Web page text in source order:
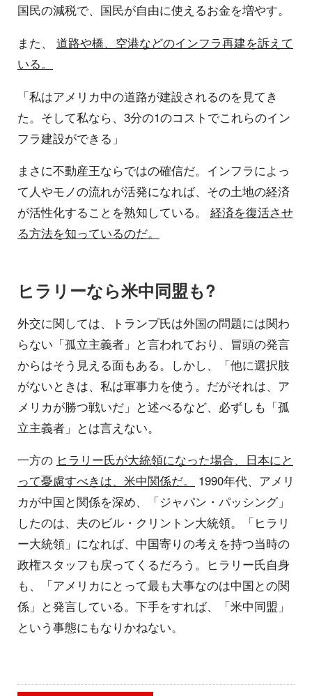
国民の減税で、国民が自由に使えるお金を増やす。
また、 道路や橋、空港などのインフラ再建を訴えて
いる。
「私はアメリカ中の道路が建設されるのを見てき
た。そして私なら、3分の1のコストでこれらのイン
フラ建設ができる」
まさに不動産王ならではの確信だ。インフラによっ
て人やモノの流れが活発になれば、その土地の経済
が活性化することを熟知している。 経済を復活させ
る方法を知っているのだ。
ヒラリーなら米中同盟も?
外交に関しては、トランプ氏は外国の問題には関わ
らない「孤立主義者」と言われており、冒頭の発言
からはそう見える面もある。しかし、「他に選択肢
がないときは、私は軍事力を使う。だがそれは、ア
メリカが勝つ戦いだ」と述べるなど、必ずしも「孤
立主義者」とは言えない。
一方の ヒラリー氏が大統領になった場合、日本にと
って憂慮すべきは、米中関係だ。
1990年代、アメリ
カが中国と関係を深め、「ジャパン・パッシング」
したのは、夫のビル・クリントン大統領。「ヒラリ
ー大統領」になれば、中国寄りの考えを持つ当時の
政権スタッフも戻ってくるだろう。ヒラリー氏自身
も、「アメリカにとって最も大事なのは中国との関
係」と発言している。下手をすれば、「米中同盟」
という事態にもなりかねない。